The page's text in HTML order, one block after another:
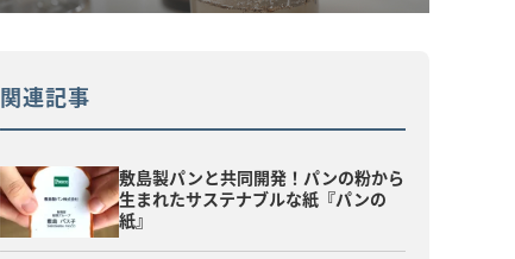
関連記事
敷島製パンと共同開発！パンの粉から
生まれたサステナブルな紙『パンの
紙』